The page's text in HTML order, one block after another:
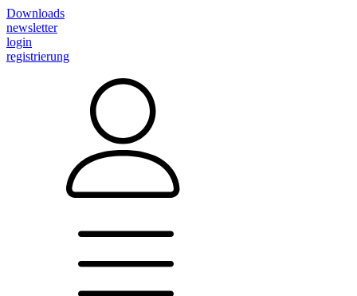
Downloads
newsletter
login
registrierung